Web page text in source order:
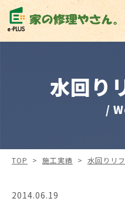
水回り
/
TOP > 施工実績 > 水回りリ
2014.06.19